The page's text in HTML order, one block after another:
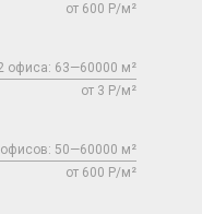
от 600 Р/м²
офиса: 63—60000 м²
от 3 Р/м²
50—60000 м²
от 600 Р/м²